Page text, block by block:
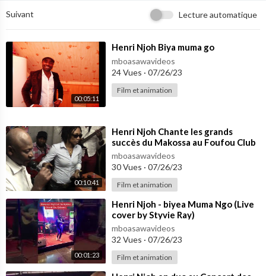
Suivant Lecture automatique
00:05:11
⁣Henri Njoh Biya muma go
mboasawavideos
24 Vues · 07/26/23
Film et animation
00:10:41
⁣Henri Njoh Chante les grands
succès du Makossa au Foufou Club
mboasawavideos
30 Vues · 07/26/23
Film et animation
00:01:23
⁣Henri Njoh - biyea Muma Ngo (Live
cover by Styvie Ray)
mboasawavideos
32 Vues · 07/26/23
Film et animation